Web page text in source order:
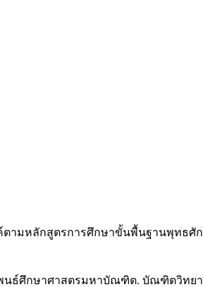
ามหลักสูตรการศึกษาขั้นพื้นฐานพุทธศัก
พนธ์ศึกษาศาสตรมหาบัณฑิต. บัณฑิตวิทย